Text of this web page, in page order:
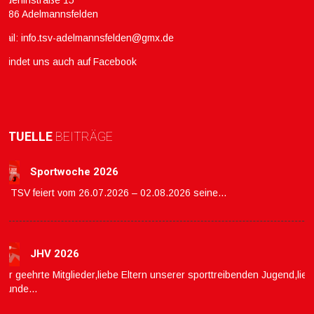
Adelmannsfelden
info.tsv-adelmannsfelden@gmx.de
findet uns auch auf Facebook
BEITRÄGE
Sportwoche 2026
TSV feiert vom 26.07.2026 – 02.08.2026 seine…
JHV 2026
geehrte Mitglieder,liebe Eltern unserer sporttreibenden